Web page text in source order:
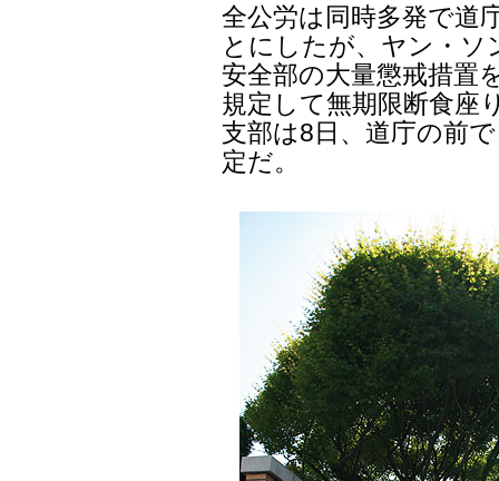
全公労は同時多発で道
とにしたが、ヤン・ソ
安全部の大量懲戒措置
規定して無期限断食座
支部は8日、道庁の前
定だ。